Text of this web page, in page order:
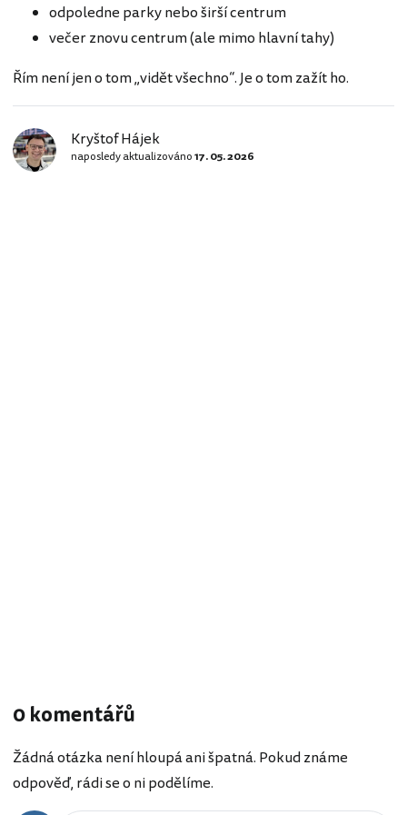
odpoledne parky nebo širší centrum
večer znovu centrum (ale mimo hlavní tahy)
Řím není jen o tom „vidět všechno“. Je o tom zažít ho.
Kryštof Hájek
naposledy aktualizováno17. 05. 2026
0 komentářů
Žádná otázka není hloupá ani špatná. Pokud známe
odpověď, rádi se o ni podělíme.